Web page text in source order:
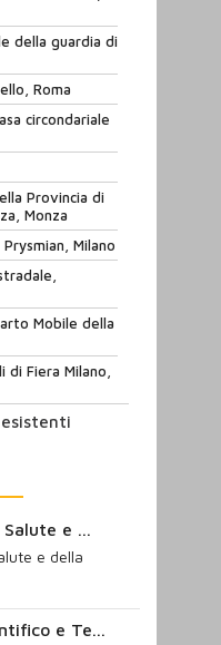
della guardia di
Roma
circondariale
Provincia di
Monza
Milano
Mobile della
Fiera Milano,
e ...
e della
e Te...